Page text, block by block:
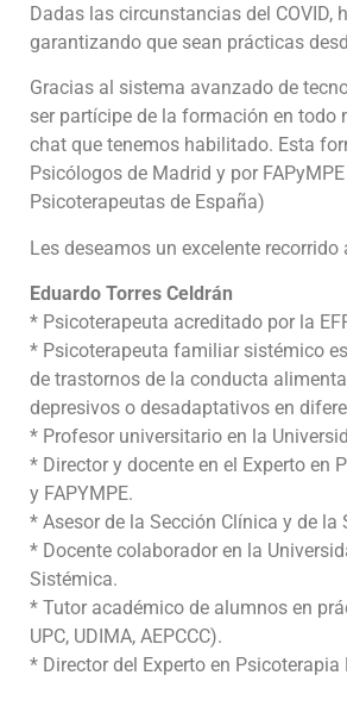
Dadas las circunstancias del
garantizando que sean prácticas
Gracias al sistema avanzado de
ser partícipe de la formación en todo
chat que tenemos habilitado. Esta
Psicólogos de Madrid y por
Psicoterapeutas de España)
Les deseamos un excelente
Eduardo Torres Celdrán
* Psicoterapeuta acreditado por la
* Psicoterapeuta familiar sistémico
de trastornos de la conducta
depresivos o desadaptativos en
* Profesor universitario en la
* Director y docente en el Experto en
y FAPYMPE.
* Asesor de la Sección Clínica y de
* Docente colaborador en la
Sistémica.
* Tutor académico de alumnos en
UPC, UDIMA, AEPCCC).
* Director del Experto en